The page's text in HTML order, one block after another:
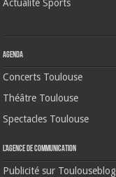
Actualité Sports
Agenda
Concerts Toulouse
Théâtre Toulouse
Spectacles Toulouse
L’agence de communication
Publicité sur Toulouseblog